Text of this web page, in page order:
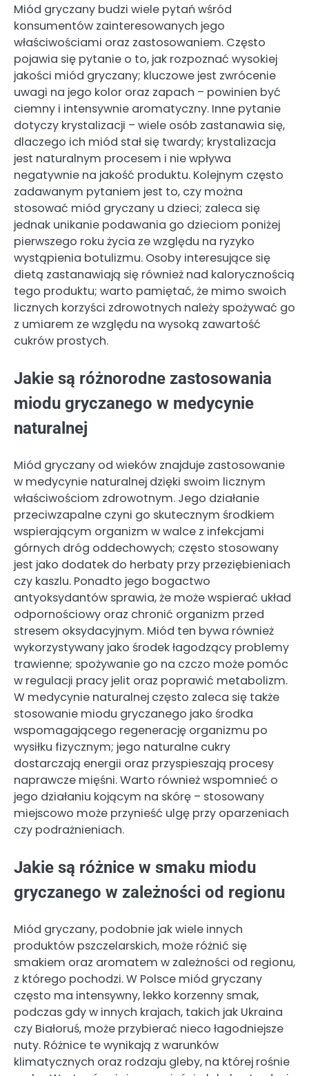
Miód gryczany budzi wiele pytań wśród
konsumentów zainteresowanych jego
właściwościami oraz zastosowaniem. Często
pojawia się pytanie o to, jak rozpoznać wysokiej
jakości miód gryczany; kluczowe jest zwrócenie
uwagi na jego kolor oraz zapach – powinien być
ciemny i intensywnie aromatyczny. Inne pytanie
dotyczy krystalizacji – wiele osób zastanawia się,
dlaczego ich miód stał się twardy; krystalizacja
jest naturalnym procesem i nie wpływa
negatywnie na jakość produktu. Kolejnym często
zadawanym pytaniem jest to, czy można
stosować miód gryczany u dzieci; zaleca się
jednak unikanie podawania go dzieciom poniżej
pierwszego roku życia ze względu na ryzyko
wystąpienia botulizmu. Osoby interesujące się
dietą zastanawiają się również nad kalorycznością
tego produktu; warto pamiętać, że mimo swoich
licznych korzyści zdrowotnych należy spożywać go
z umiarem ze względu na wysoką zawartość
cukrów prostych.
Jakie są różnorodne zastosowania
miodu gryczanego w medycynie
naturalnej
Miód gryczany od wieków znajduje zastosowanie
w medycynie naturalnej dzięki swoim licznym
właściwościom zdrowotnym. Jego działanie
przeciwzapalne czyni go skutecznym środkiem
wspierającym organizm w walce z infekcjami
górnych dróg oddechowych; często stosowany
jest jako dodatek do herbaty przy przeziębieniach
czy kaszlu. Ponadto jego bogactwo
antyoksydantów sprawia, że może wspierać układ
odpornościowy oraz chronić organizm przed
stresem oksydacyjnym. Miód ten bywa również
wykorzystywany jako środek łagodzący problemy
trawienne; spożywanie go na czczo może pomóc
w regulacji pracy jelit oraz poprawić metabolizm.
W medycynie naturalnej często zaleca się także
stosowanie miodu gryczanego jako środka
wspomagającego regenerację organizmu po
wysiłku fizycznym; jego naturalne cukry
dostarczają energii oraz przyspieszają procesy
naprawcze mięśni. Warto również wspomnieć o
jego działaniu kojącym na skórę – stosowany
miejscowo może przynieść ulgę przy oparzeniach
czy podrażnieniach.
Jakie są różnice w smaku miodu
gryczanego w zależności od regionu
Miód gryczany, podobnie jak wiele innych
produktów pszczelarskich, może różnić się
smakiem oraz aromatem w zależności od regionu,
z którego pochodzi. W Polsce miód gryczany
często ma intensywny, lekko korzenny smak,
podczas gdy w innych krajach, takich jak Ukraina
czy Białoruś, może przybierać nieco łagodniejsze
nuty. Różnice te wynikają z warunków
klimatycznych oraz rodzaju gleby, na której rośnie